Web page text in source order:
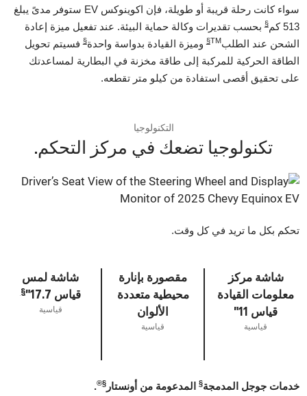
سواء كانت رحلة قريبة أو طويلة، فإن اكوينوكس EV ستوفر مدىً يبلغ
513 كم
§ بحسب تقديرات وكالة حماية البيئة. عند تفعيل ميزة إعادة
الشحن عند الطلب TM
§وميزة القيادة بدواسة واحدة §فسيتم تحويل
الطاقة الحركية للمركبة إلى طاقة مخزنة في البطارية لمساعدتك
على تحقيق أقصى استفادة من كيلو متر تقطعه.
التكنولوجيا
تكنولوجيا تضعك في مركز التحكم.
تحكم بكل ما تريد في كل وقت.
شاشة مركز
معلومات القيادة
قياس 11"
قياسية
مقصورة بإنارة
محيطية متعددة
الألوان
قياسية
شاشة لمس
قياس 17.7"
§
قياسية
خدمات جوجل المدمجة §المدعومة من أونستار§
®
.